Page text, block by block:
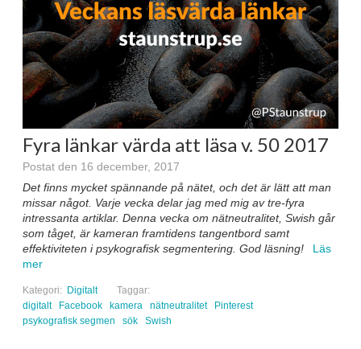
Fyra länkar värda att läsa v. 50 2017
Postat den 16 december, 2017
Det finns mycket spännande på nätet, och det är lätt att man
missar något. Varje vecka delar jag med mig av tre-fyra
intressanta artiklar. Denna vecka om nätneutralitet, Swish går
som tåget, är kameran framtidens tangentbord samt
effektiviteten i psykografisk segmentering. God läsning!
Läs
mer
Kategori: Digitalt
Taggar:
digitalt
Facebook kamera nätneutralitet
Pinterest
psykografisk segmen
sök Swish